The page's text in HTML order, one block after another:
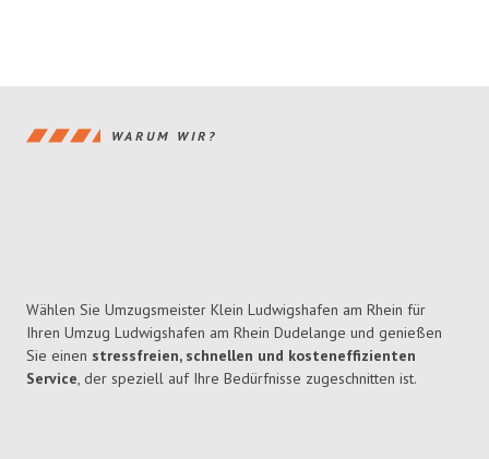
WARUM WIR?
Wählen Sie Umzugsmeister Klein Ludwigshafen am Rhein für
Ihren Umzug Ludwigshafen am Rhein Dudelange und genießen
Sie einen stressfreien, schnellen und kosteneffizienten
Service, der speziell auf Ihre Bedürfnisse zugeschnitten ist.